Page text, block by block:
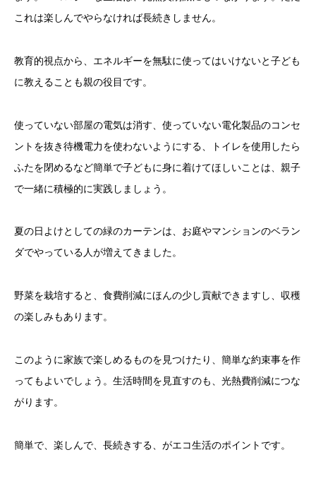
これは楽しんでやらなければ長続きしません。
教育的視点から、エネルギーを無駄に使ってはいけないと子ども
に教えることも親の役目です。
使っていない部屋の電気は消す、使っていない電化製品のコンセ
ントを抜き待機電力を使わないようにする、トイレを使用したら
ふたを閉めるなど簡単で子どもに身に着けてほしいことは、親子
で一緒に積極的に実践しましょう。
夏の日よけとしての緑のカーテンは、お庭やマンションのベラン
ダでやっている人が増えてきました。
野菜を栽培すると、食費削減にほんの少し貢献できますし、収穫
の楽しみもあります。
このように家族で楽しめるものを見つけたり、簡単な約束事を作
ってもよいでしょう。生活時間を見直すのも、光熱費削減につな
がります。
簡単で、楽しんで、長続きする、がエコ生活のポイントです。